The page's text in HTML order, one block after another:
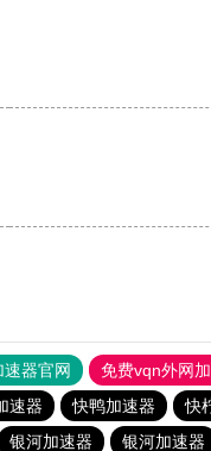
速器官网 免费vqn外网
速器 快鸭加速器 快
银河加速器 银河加速器